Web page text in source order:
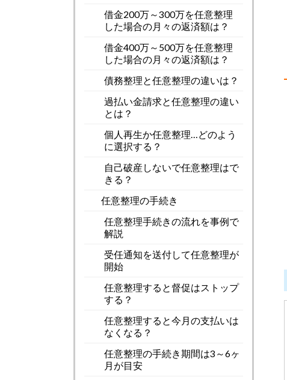
借金200万～300万を任意整理
した場合の月々の返済額は？
借金400万～500万を任意整理
した場合の月々の返済額は？
債務整理と任意整理の違いは？
過払い金請求と任意整理の違い
とは？
個人再生か任意整理…どのよう
に選択する？
自己破産しないで任意整理はで
きる？
任意整理の手続き
任意整理手続きの流れを事例で
解説
受任通知を送付して任意整理が
開始
任意整理すると督促はストップ
する？
任意整理すると今月の支払いは
なくなる？
任意整理の手続き期間は3～6ヶ
月が目安